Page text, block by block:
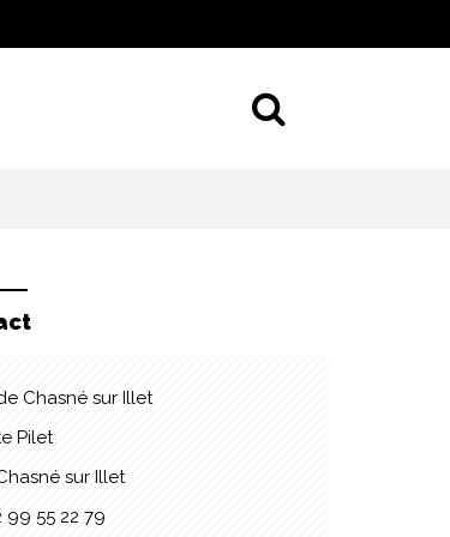
Chasné sur Illet
Pilet
sur Illet
99 55 22 79